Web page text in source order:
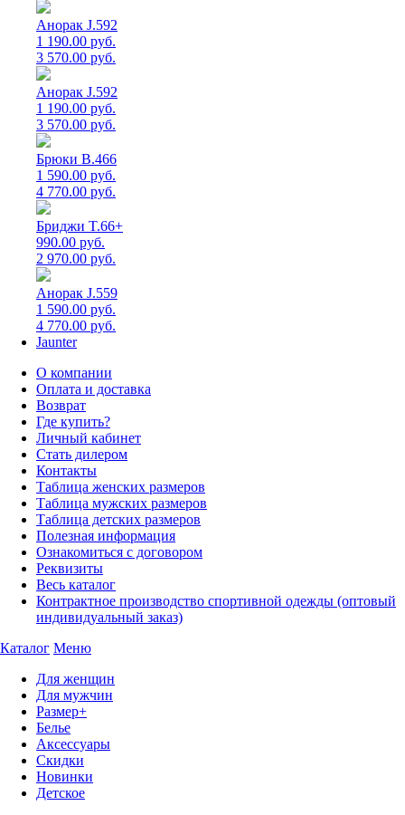
Анорак J.592
1 190.00 руб.
3 570.00 руб.
Анорак J.592
1 190.00 руб.
3 570.00 руб.
Брюки B.466
1 590.00 руб.
4 770.00 руб.
Бриджи T.66+
990.00 руб.
2 970.00 руб.
Анорак J.559
1 590.00 руб.
4 770.00 руб.
Jaunter
О компании
Оплата и доставка
Возврат
Где купить?
Личный кабинет
Стать дилером
Контакты
Таблица женских размеров
Таблица мужских размеров
Таблица детских размеров
Полезная информация
Ознакомиться с договором
Реквизиты
Весь каталог
Контрактное производство спортивной одежды (оптовый
индивидуальный заказ)
Каталог Меню
Для женщин
Для мужчин
Размер+
Белье
Аксессуары
Скидки
Новинки
Детское